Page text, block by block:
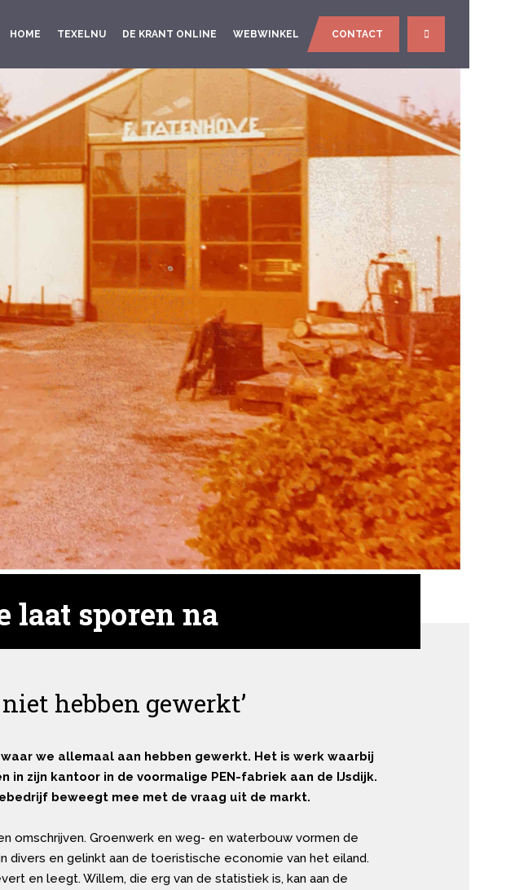
HOME TEXELNU DE KRANT ONLINE WEBWINKEL CONTACT
laat sporen na
hebben gewerkt’
we allemaal aan hebben gewerkt. Het is werk waarbij
in zijn kantoor in de voormalige PEN-fabriek aan de IJsdijk.
beweegt mee met de vraag uit de markt.
omschrijven. Groenwerk en weg- en waterbouw vormen de
divers en gelinkt aan de toeristische economie van het eiland.
en leegt. Willem, die erg van de statistiek is, kan aan de